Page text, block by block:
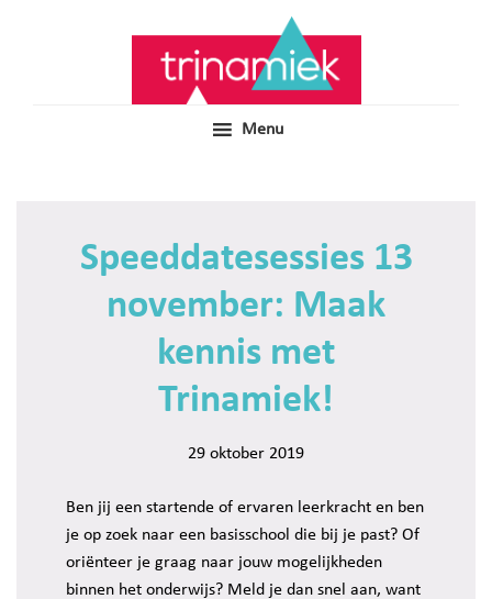
Menu
Speeddatesessies 13
november: Maak
kennis met
Trinamiek!
29 oktober 2019
Ben jij een startende of ervaren leerkracht en ben
je op zoek naar een basisschool die bij je past? Of
oriënteer je graag naar jouw mogelijkheden
binnen het onderwijs? Meld je dan snel aan, want